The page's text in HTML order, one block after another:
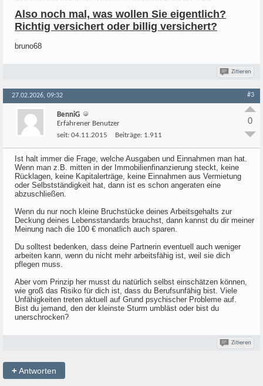
Also noch mal, was wollen Sie eigentlich?
Richtig versichert oder billig versichert?
bruno68
Zitieren
27.02.2026, 09:32 #3
BenniG
Erfahrener Benutzer
seit: 04.11.2015 Beiträge: 1.911
0
Ist halt immer die Frage, welche Ausgaben und Einnahmen man hat.
Wenn man z.B. mitten in der Immobilienfinanzierung steckt, keine
Rücklagen, keine Kapitalerträge, keine Einnahmen aus Vermietung
oder Selbstständigkeit hat, dann ist es schon angeraten eine
abzuschließen.
Wenn du nur noch kleine Bruchstücke deines Arbeitsgehalts zur
Deckung deines Lebensstandards brauchst, dann kannst du dir meiner
Meinung nach die 100 € monatlich auch sparen.
Du solltest bedenken, dass deine Partnerin eventuell auch weniger
arbeiten kann, wenn du nicht mehr arbeitsfähig ist, weil sie dich
pflegen muss.
Aber vom Prinzip her musst du natürlich selbst einschätzen können,
wie groß das Risiko für dich ist, dass du Berufsunfähig bist. Viele
Unfähigkeiten treten aktuell auf Grund psychischer Probleme auf.
Bist du jemand, den der kleinste Sturm umbläst oder bist du
unerschrocken?
Zitieren
+Antworten